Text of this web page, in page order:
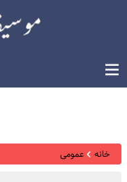
خانه عمومی